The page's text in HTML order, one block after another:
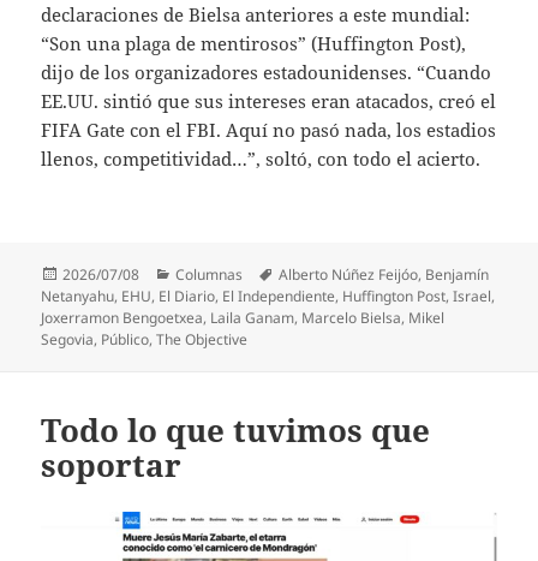
declaraciones de Bielsa anteriores a este mundial:
“Son una plaga de mentirosos” (Huffington Post),
dijo de los organizadores estadounidenses. “Cuando
EE.UU. sintió que sus intereses eran atacados, creó el
FIFA Gate con el FBI. Aquí no pasó nada, los estadios
llenos, competitividad…”, soltó, con todo el acierto.
Publicado
el
2026/07/08 Categorías
Columnas Etiquetas
Alberto Núñez Feijóo, Benjamín
Netanyahu, EHU, El Diario, El Independiente, Huffington Post,Israel,
Joxerramon Bengoetxea, Laila Ganam, Marcelo Bielsa, Mikel
Segovia, Público,The Objective
Todo lo que tuvimos que
soportar